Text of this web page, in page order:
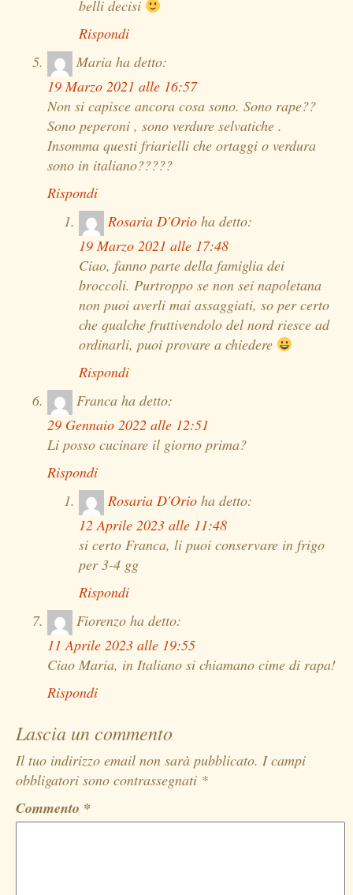
belli decisi
Rispondi
Maria ha detto:
19 Marzo 2021 alle 16:57
Non si capisce ancora cosa sono. Sono rape??
Sono peperoni , sono verdure selvatiche .
Insomma questi friarielli che ortaggi o verdura
sono in italiano?????
Rispondi
Rosaria D'Orio ha detto:
19 Marzo 2021 alle 17:48
Ciao, fanno parte della famiglia dei
broccoli. Purtroppo se non sei napoletana
non puoi averli mai assaggiati, so per certo
che qualche fruttivendolo del nord riesce ad
ordinarli, puoi provare a chiedere
Rispondi
Franca ha detto:
29 Gennaio 2022 alle 12:51
Li posso cucinare il giorno prima?
Rispondi
Rosaria D'Orio ha detto:
12 Aprile 2023 alle 11:48
si certo Franca, li puoi conservare in frigo
per 3-4 gg
Rispondi
Fiorenzo ha detto:
11 Aprile 2023 alle 19:55
Ciao Maria, in Italiano si chiamano cime di rapa!
Rispondi
Lascia un commento
Il tuo indirizzo email non sarà pubblicato. I campi
obbligatori sono contrassegnati *
Commento *